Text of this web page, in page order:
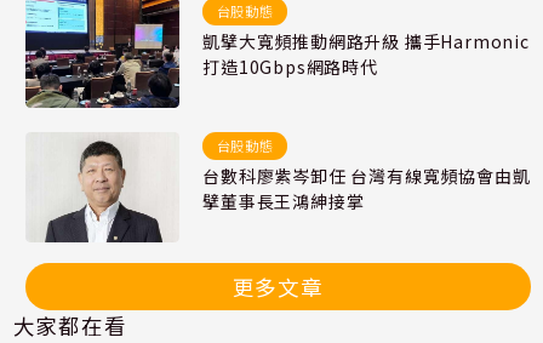
台股動態
凱擘大寬頻推動網路升級 攜手Harmonic
打造10Gbps網路時代
台股動態
台數科廖紫岑卸任 台灣有線寬頻協會由凱
擘董事長王鴻紳接掌
更多文章
大家都在看